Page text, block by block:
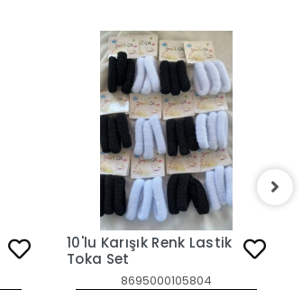
10'lu Karışık Renk Lastik
Toka Set
8695000105804